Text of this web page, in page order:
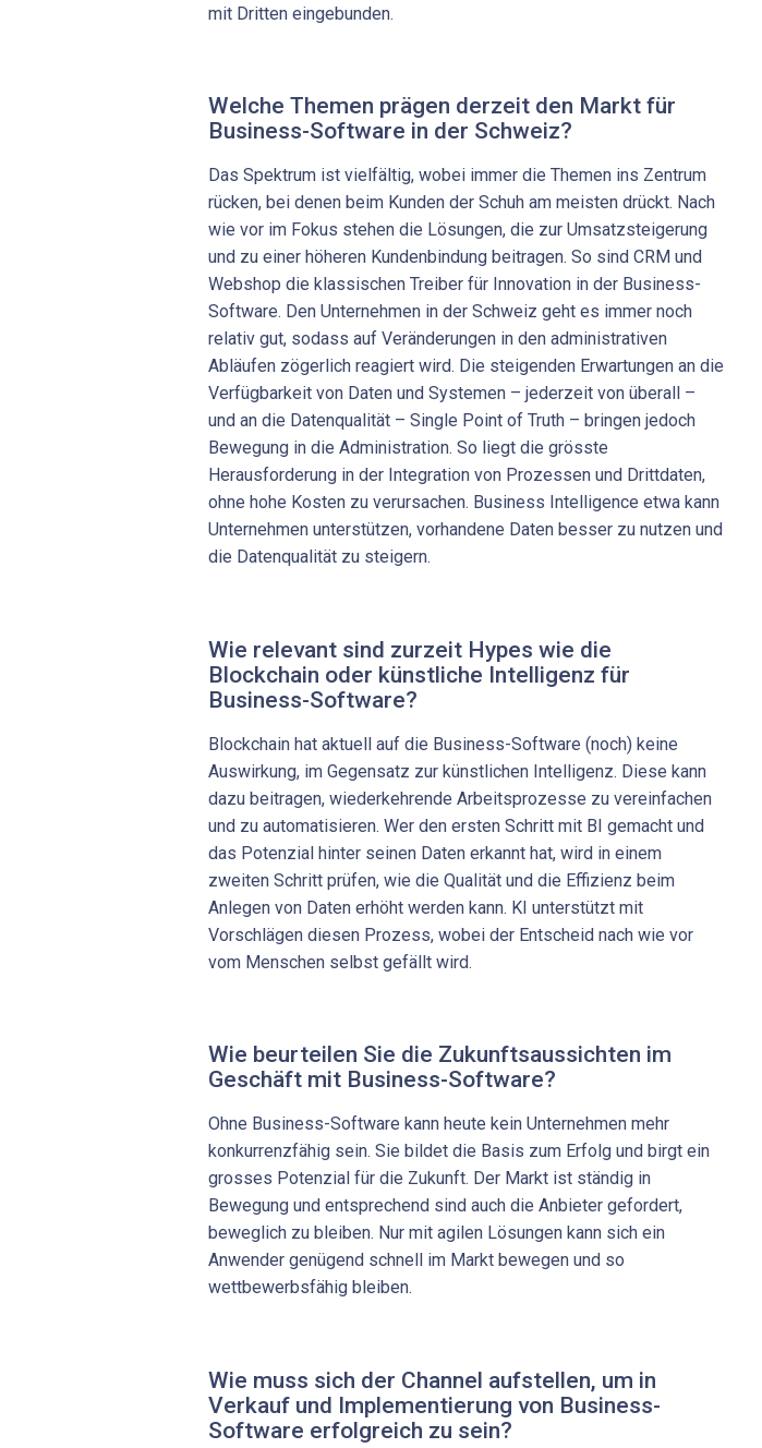
mit Dritten eingebunden.
Welche Themen prägen derzeit den Markt für
Business-Software in der Schweiz?
Das Spektrum ist vielfältig, wobei immer die Themen ins Zentrum
rücken, bei denen beim Kunden der Schuh am meisten drückt. Nach
wie vor im Fokus stehen die Lösungen, die zur Umsatzsteigerung
und zu einer höheren Kundenbindung beitragen. So sind CRM und
Webshop die klassischen Treiber für Innovation in der Business-
Software. Den Unternehmen in der Schweiz geht es immer noch
relativ gut, sodass auf Veränderungen in den administrativen
Abläufen zögerlich reagiert wird. Die steigenden Erwartungen an die
Verfügbarkeit von Daten und Systemen – jederzeit von überall –
und an die Datenqualität – Single Point of Truth – bringen jedoch
Bewegung in die Administration. So liegt die grösste
Herausforderung in der Integration von Prozessen und Drittdaten,
ohne hohe Kosten zu verursachen. Business Intelligence etwa kann
Unternehmen unterstützen, vorhandene Daten besser zu nutzen und
die Datenqualität zu steigern.
Wie relevant sind zurzeit Hypes wie die
Blockchain oder künstliche Intelligenz für
Business-Software?
Blockchain hat aktuell auf die Business-Software (noch) keine
Auswirkung, im Gegensatz zur künstlichen Intelligenz. Diese kann
dazu beitragen, wiederkehrende Arbeitsprozesse zu vereinfachen
und zu automatisieren. Wer den ersten Schritt mit BI gemacht und
das Potenzial hinter seinen Daten erkannt hat, wird in einem
zweiten Schritt prüfen, wie die Qualität und die Effizienz beim
Anlegen von Daten erhöht werden kann. KI unterstützt mit
Vorschlägen diesen Prozess, wobei der Entscheid nach wie vor
vom Menschen selbst gefällt wird.
Wie beurteilen Sie die Zukunftsaussichten im
Geschäft mit Business-Software?
Ohne Business-Software kann heute kein Unternehmen mehr
konkurrenzfähig sein. Sie bildet die Basis zum Erfolg und birgt ein
grosses Potenzial für die Zukunft. Der Markt ist ständig in
Bewegung und entsprechend sind auch die Anbieter gefordert,
beweglich zu bleiben. Nur mit agilen Lösungen kann sich ein
Anwender genügend schnell im Markt bewegen und so
wettbewerbsfähig bleiben.
Wie muss sich der Channel aufstellen, um in
Verkauf und Implementierung von Business-
Software erfolgreich zu sein?